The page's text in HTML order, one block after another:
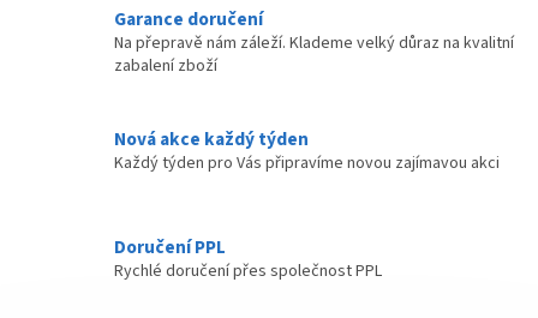
Garance doručení
Na přepravě nám záleží. Klademe velký důraz na kvalitní
zabalení zboží
Nová akce každý týden
Každý týden pro Vás připravíme novou zajímavou akci
Doručení PPL
Rychlé doručení přes společnost PPL